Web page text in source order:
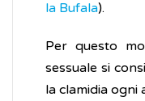
la Bufala).
Per questo
sessuale si
la clamidia ogni